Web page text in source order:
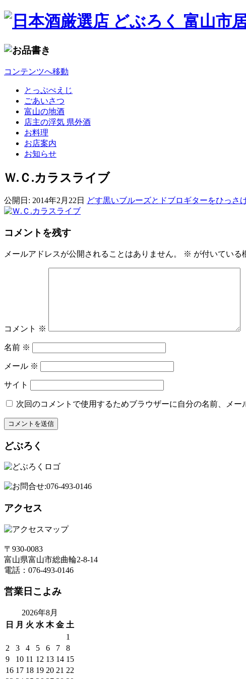
コンテンツへ移動
とっぷぺえじ
ごあいさつ
富山の地酒
店主の浮気 県外酒
お料理
お店案内
お知らせ
Ｗ.Ｃ.カラスライブ
公開日: 2014年2月22日 どす黒いブルーズとドブロギターをひっさ
コメントを残す
メールアドレスが公開されることはありません。 ※ が付いている
コメント ※
名前 ※
メール ※
サイト
次回のコメントで使用するためブラウザーに自分の名前、メー
どぶろく
アクセス
〒930-0083
富山県富山市総曲輪2-8-14
電話：076-493-0146
営業日こよみ
2026年8月
日
月 火 水 木 金 土
1
2
3 4 5 6 7
8
9
10 11 12 13 14 15
16 17 18 19 20 21 22